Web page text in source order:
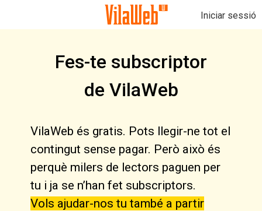
Iniciar sessió
Fes-te subscriptor
de VilaWeb
VilaWeb és gratis. Pots llegir-ne tot el
contingut sense pagar. Però això és
perquè milers de lectors paguen per
tu i ja se n’han fet subscriptors.
Vols ajudar-nos tu també a partir